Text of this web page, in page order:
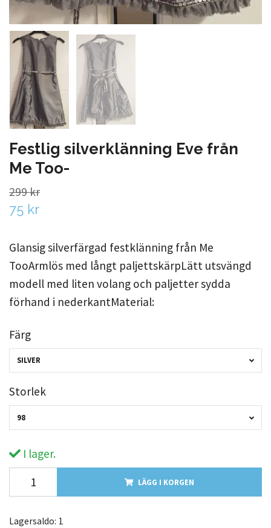
Festlig silverklänning Eve från
Me Too-
299 kr
75 kr
Glansig silverfärgad festklänning från Me
TooArmlös med långt paljettskärpLätt utsvängd
modell med liten volang och paljetter sydda
förhand i nederkantMaterial:
Färg
SILVER
Storlek
98
I lager.
LÄGG I KORGEN
Lagersaldo: 1